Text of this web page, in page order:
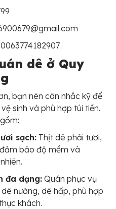
dê ở Quy
bạn nên cân nhắc kỹ để
sinh và phù hợp túi tiền.
sạch: Thịt dê phải tươi,
bảo độ mềm và
đa dạng: Quán phục vụ
nướng, dê hấp, phù hợp
khách.